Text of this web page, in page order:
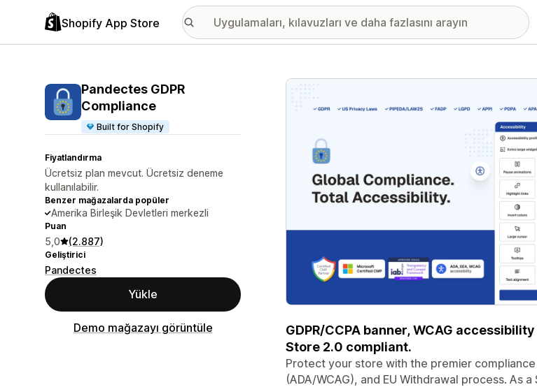
Shopify App Store
Pandectes GDPR
Compliance
Built for Shopify
Fiyatlandırma
Ücretsiz plan mevcut. Ücretsiz deneme
kullanılabilir.
Benzer mağazalarda popüler
Amerika Birleşik Devletleri merkezli
Puan
5,0 (2.887)
Geliştirici
Pandectes
Yükle
Demo mağazayı görüntüle
Öne çıkan görsel galerisi
GDPR/CCPA banner, WCAG
Store 2.0 compliant.
Protect your store with the premier
(ADA/WCAG), and EU Withdrawal process.